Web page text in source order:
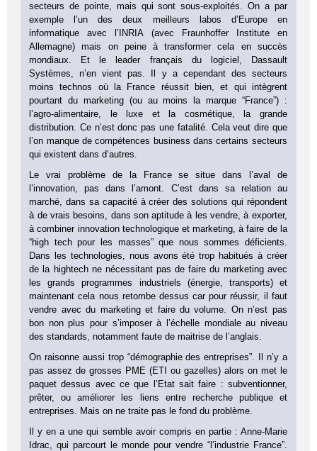
secteurs de pointe, mais qui sont sous-exploités. On a par
exemple l’un des deux meilleurs labos d’Europe en
informatique avec l’INRIA (avec Fraunhoffer Institute en
Allemagne) mais on peine à transformer cela en succès
mondiaux. Et le leader français du logiciel, Dassault
Systèmes, n’en vient pas. Il y a cependant des secteurs
moins technos où la France réussit bien, et qui intègrent
pourtant du marketing (ou au moins la marque “France”) :
l’agro-alimentaire, le luxe et la cosmétique, la grande
distribution. Ce n’est donc pas une fatalité. Cela veut dire que
l’on manque de compétences business dans certains secteurs
qui existent dans d’autres.
Le vrai problème de la France se situe dans l’aval de
l’innovation, pas dans l’amont. C’est dans sa relation au
marché, dans sa capacité à créer des solutions qui répondent
à de vrais besoins, dans son aptitude à les vendre, à exporter,
à combiner innovation technologique et marketing, à faire de la
“high tech pour les masses” que nous sommes déficients.
Dans les technologies, nous avons été trop habitués à créer
de la hightech ne nécessitant pas de faire du marketing avec
les grands programmes industriels (énergie, transports) et
maintenant cela nous retombe dessus car pour réussir, il faut
vendre avec du marketing et faire du volume. On n’est pas
bon non plus pour s’imposer à l’échelle mondiale au niveau
des standards, notamment faute de maitrise de l’anglais.
On raisonne aussi trop “démographie des entreprises”. Il n’y a
pas assez de grosses PME (ETI ou gazelles) alors on met le
paquet dessus avec ce que l’Etat sait faire : subventionner,
prêter, ou améliorer les liens entre recherche publique et
entreprises. Mais on ne traite pas le fond du problème.
Il y en a une qui semble avoir compris en partie : Anne-Marie
Idrac, qui parcourt le monde pour vendre “l’industrie France”.